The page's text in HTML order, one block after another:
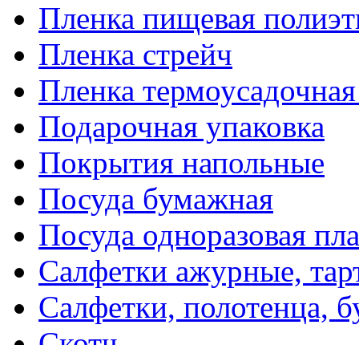
Пленка пищевая
Пленка стрейч
Пленка
Подарочная упаковка
Покрытия напольные
Посуда бумажная
Посуда одноразовая
Салфетки ажурные,
Салфетки, полотенца,